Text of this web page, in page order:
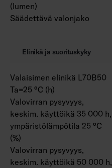
(lumen)
Säädettävä valonjako
Elinikä ja suorituskyky
Valaisimen elinikä L70B50
Ta=25 °C (h)
Valovirran pysyvyys,
keskim. käyttöikä 35 000 h,
ympäristölämpötila 25 °C
(%)
Valovirran pysyvyys,
keskim. käyttöikä 50 000 h,